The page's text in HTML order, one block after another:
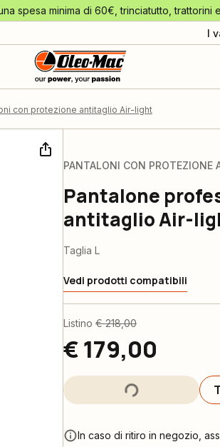
spesa minima di 60€, trinciatutto, trattorini
I
con protezione antitaglio Air-light
PANTALONI CON PROTEZIONE
Pantalone
antitaglio Air-
Taglia L
Vedi prodotti compatibili
Listino € 218,00
€ 179,00
In caso di ritiro in negozio,